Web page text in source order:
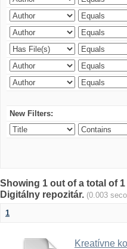
New Filters:
Showing 1 out of a total of
Digitálny repozitár. (0.003
1
Kreatívne